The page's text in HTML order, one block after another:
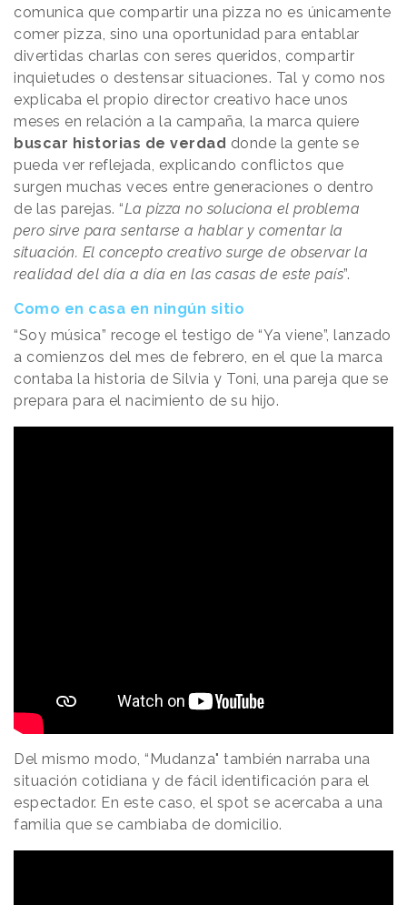
comunica que compartir una pizza no es únicamente
comer pizza, sino una oportunidad para entablar
divertidas charlas con seres queridos, compartir
inquietudes o destensar situaciones. Tal y como nos
explicaba el propio director creativo hace unos
meses en relación a la campaña, la marca quiere
buscar historias de verdad donde la gente se
pueda ver reflejada, explicando conflictos que
surgen muchas veces entre generaciones o dentro
de las parejas. “La pizza no soluciona el problema
pero sirve para sentarse a hablar y comentar la
situación. El concepto creativo surge de observar la
realidad del día a día en las casas de este país”.
Como en casa en ningún sitio
“Soy música” recoge el testigo de “Ya viene”, lanzado
a comienzos del mes de febrero, en el que la marca
contaba la historia de Silvia y Toni, una pareja que se
prepara para el nacimiento de su hijo.
Del mismo modo, “Mudanza" también narraba una
situación cotidiana y de fácil identificación para el
espectador. En este caso, el spot se acercaba a una
familia que se cambiaba de domicilio.